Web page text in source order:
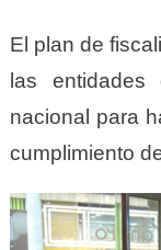
El plan de
las
nacional para
cumplimiento